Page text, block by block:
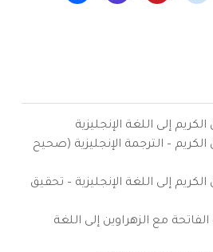
إلى اللغة الإنجليزية
– الترجمة الإنجليزية (صحيح
إلى اللغة الإنجليزية – تحقيق
مع الزهراوين إلى اللغة